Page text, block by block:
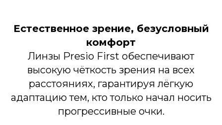
Естественное зрение, безусловный
комфорт
Линзы Presio First обеспечивают
высокую чёткость зрения на всех
расстояниях, гарантируя лёгкую
адаптацию тем, кто только начал носить
прогрессивные очки.